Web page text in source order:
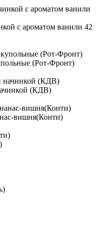
с ароматом ванили 42
(Рот-Фронт)
(КДВ)
вишня(Конти)